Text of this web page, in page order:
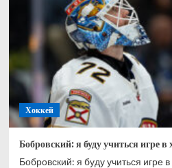
Ахтямове:
рад,
что
могу
способствовать
его
развитию
Хоккей
Бобровский: я буду учиться игре
Бобровский: я буду учиться игре